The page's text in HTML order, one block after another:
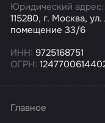
Юридический адрес:
115280, г. Москва,
помещение 33/6
ИНН: 9725168751
ОГРН:
Главное